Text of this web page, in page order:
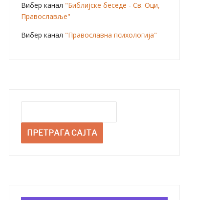
Вибер канал "Библијске беседе - Св. Оци,
Православље"
Вибер канал "Православна психологија"